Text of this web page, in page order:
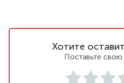
Хотите
Поставьте свою